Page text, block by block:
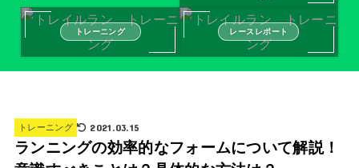
トレーニング レースレポート
トレーニング 2021.03.15
ランニングの効率的なフォームについて解説！